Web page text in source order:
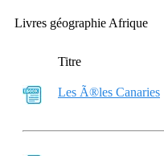
Livres géographie Afrique
Titre
Les Ã®les Canaries